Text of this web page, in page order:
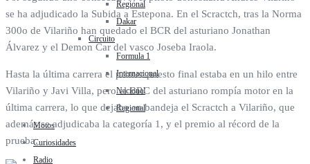
Regional
Dakar
Circuito
Formula 1
Internacional
Nacional
Regional
Motos
Curiosidades
Radio
se ha adjudicado la Subida a Estepona. En el Scractch, tras la Norma
300o de Vilariño han quedado el BCR del asturiano Jonathan
Álvarez y el Demon Car del vasco Joseba Iraola.
Hasta la última carrera el primer puesto final estaba en un hilo entre
Vilariño y Javi Villa, pero el BRC del asturiano rompía motor en la
última carrera, lo que dejaba en bandeja el Scractch a Vilariño, que
además se adjudicaba la categoría 1, y el premio al récord de la
prueba.